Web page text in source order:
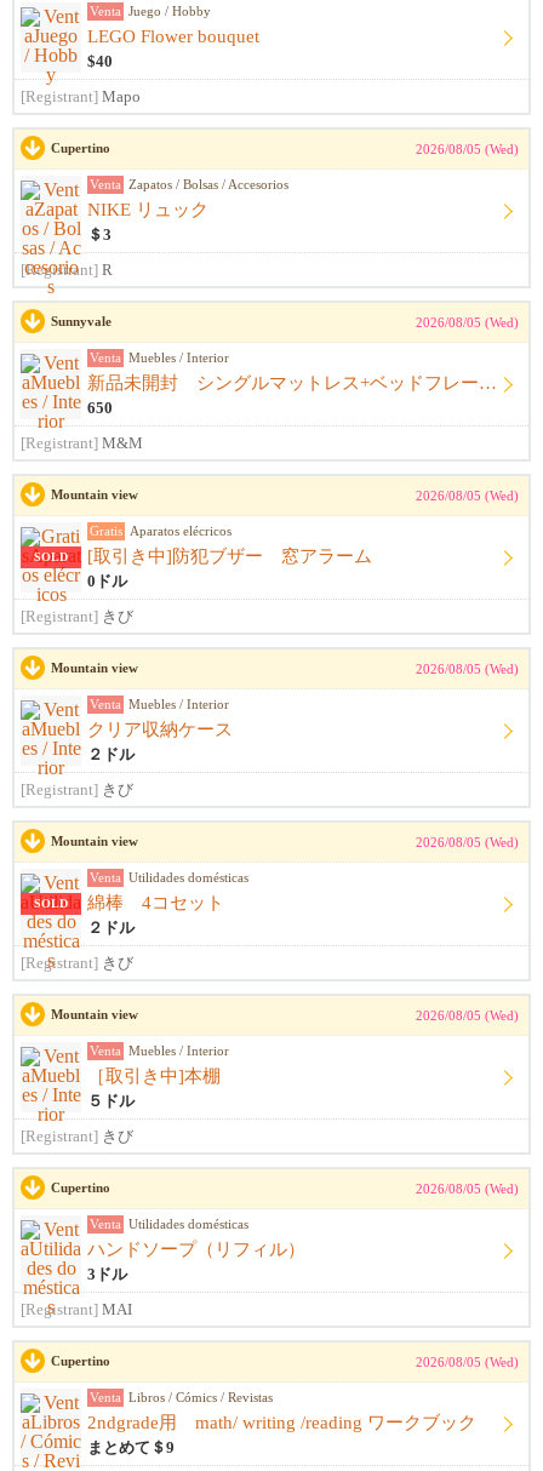
Venta Juego / Hobby
LEGO Flower bouquet
$40
[Registrant] Mapo
Cupertino 2026/08/05 (Wed)
Venta Zapatos / Bolsas / Accesorios
NIKE リュック
＄3
[Registrant] R
Sunnyvale 2026/08/05 (Wed)
Venta Muebles / Interior
新品未開封 シングルマットレス+ベッドフレーム+シーツ
650
[Registrant] M&M
Mountain view 2026/08/05 (Wed)
SOLD
Gratis Aparatos elécricos
[取引き中]防犯ブザー 窓アラーム
0ドル
[Registrant] きび
Mountain view 2026/08/05 (Wed)
Venta Muebles / Interior
クリア収納ケース
２ドル
[Registrant] きび
Mountain view 2026/08/05 (Wed)
SOLD
Venta Utilidades domésticas
綿棒 4コセット
２ドル
[Registrant] きび
Mountain view 2026/08/05 (Wed)
Venta Muebles / Interior
［取引き中]本棚
５ドル
[Registrant] きび
Cupertino 2026/08/05 (Wed)
Venta Utilidades domésticas
ハンドソープ（リフィル）
3ドル
[Registrant] MAI
Cupertino 2026/08/05 (Wed)
Venta Libros / Cómics / Revistas
2ndgrade用 math/ writing /reading ワークブック
まとめて＄9